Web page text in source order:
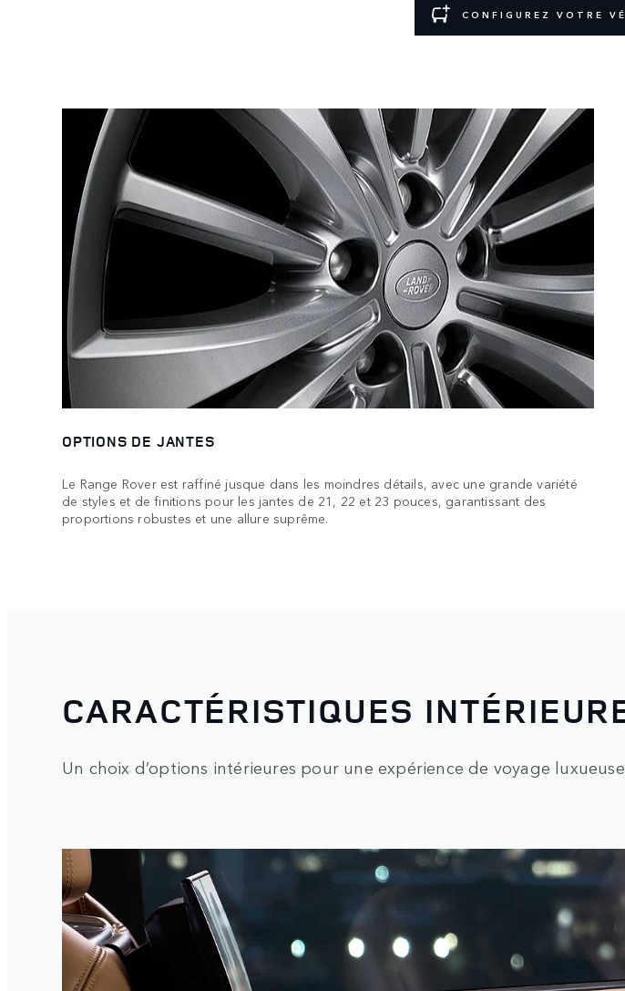
CONFIGUREZ VOTRE
OPTIONS DE JANTES
Le Range Rover est raffiné jusque dans les moindres détails, avec une grande variété
de styles et de finitions pour les jantes de 21, 22 et 23 pouces, garantissant des
proportions robustes et une allure suprême.
CARACTÉRISTIQUES
Un choix d’options intérieures pour une expérience de voyage